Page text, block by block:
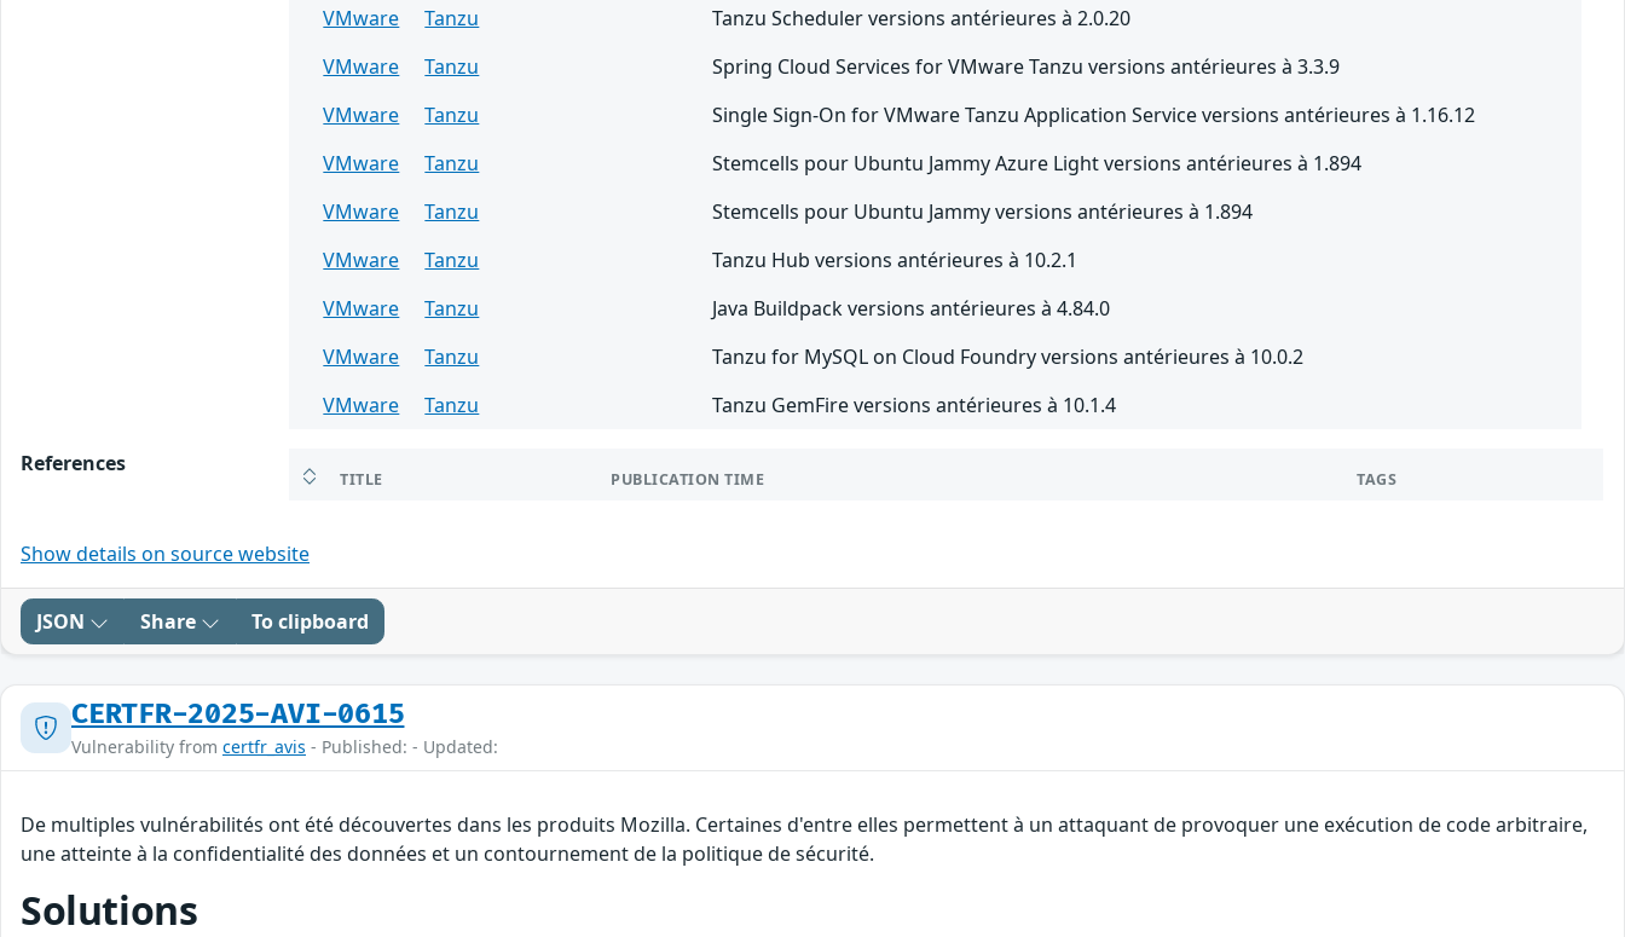
VMware
Tanzu
Tanzu Scheduler versions antérieures à 2.0.20
VMware
Tanzu
Spring Cloud Services for VMware Tanzu versions antérieures à 3.3.9
VMware
Tanzu
Single Sign-On for VMware Tanzu Application Service versions antérieures à 1.16.12
VMware
Tanzu
Stemcells pour Ubuntu Jammy Azure Light versions antérieures à 1.894
VMware
Tanzu
Stemcells pour Ubuntu Jammy versions antérieures à 1.894
VMware
Tanzu
Tanzu Hub versions antérieures à 10.2.1
VMware
Tanzu
Java Buildpack versions antérieures à 4.84.0
VMware
Tanzu
Tanzu for MySQL on Cloud Foundry versions antérieures à 10.0.2
VMware
Tanzu Tanzu GemFire versions antérieures à 10.1.4
References
TITLE PUBLICATION TIME TAGS
Show details on source website
JSON Share To clipboard
CERTFR-2025-AVI-0615
Vulnerability from certfr_avis - Published: - Updated:
De multiples vulnérabilités ont été découvertes dans les produits Mozilla. Certaines d'entre elles permettent à un attaquant de provoquer une exécution de code arbitraire,
une atteinte à la confidentialité des données et un contournement de la politique de sécurité.
Solutions